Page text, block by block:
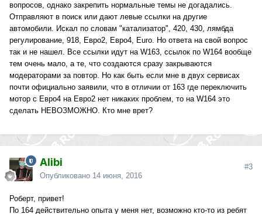
вопросов, однако закрепить нормальные темы не догадались.
Отправляют в поиск или дают левые ссылки на другие
автомобили. Искал по словам "катализатор", 420, 430, лямбда
регулирование, 918, Евро2, Евро4, Euro. Но ответа на свой вопрос
так и не нашел. Все ссылки идут на W163, ссылок по W164 вообще
тем очень мало, а те, что создаются сразу закрываются
модераторами за повтор. Но как быть если мне в двух сервисах
почти официально заявили, что в отличии от 163 где переключить
мотор с Евро4 на Евро2 нет никаких проблем, то на W164 это
сделать НЕВОЗМОЖНО. Кто мне врет?
Alibi
Опубликовано 14 июня, 2016
#3
Роберт, привет!
По 164 действительно опыта у меня нет, возможно кто-то из ребят